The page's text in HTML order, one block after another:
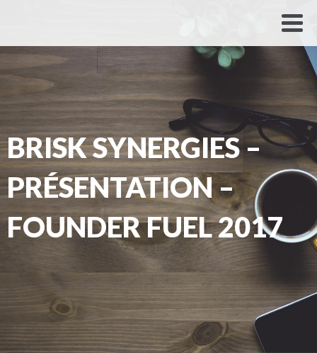
BRISK SYNERGIES –
PRÉSENTATION –
FOUNDER FUEL 2017